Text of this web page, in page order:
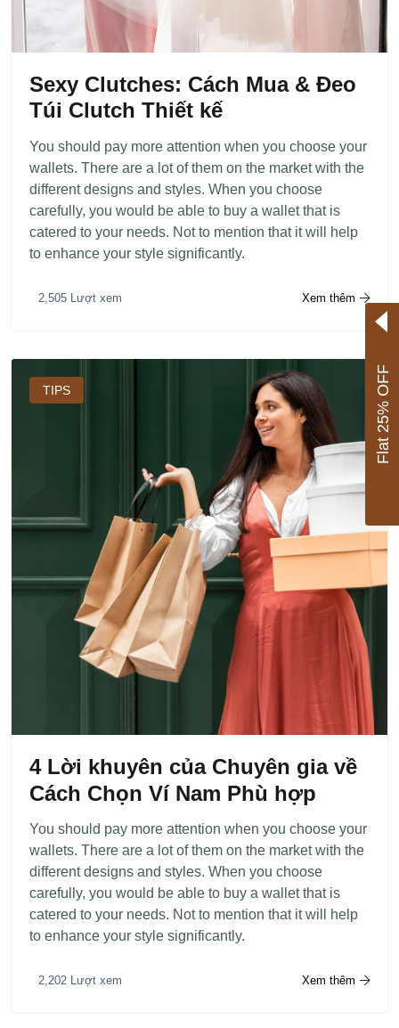
Flat 25% OFF
Sexy Clutches: Cách Mua & Đeo
Túi Clutch Thiết kế
You should pay more attention when you choose your
wallets. There are a lot of them on the market with the
different designs and styles. When you choose
carefully, you would be able to buy a wallet that is
catered to your needs. Not to mention that it will help
to enhance your style significantly.
2,505 Lượt xem Xem thêm
TIPS
4 Lời khuyên của Chuyên gia về
Cách Chọn Ví Nam Phù hợp
You should pay more attention when you choose your
wallets. There are a lot of them on the market with the
different designs and styles. When you choose
carefully, you would be able to buy a wallet that is
catered to your needs. Not to mention that it will help
to enhance your style significantly.
2,202 Lượt xem Xem thêm